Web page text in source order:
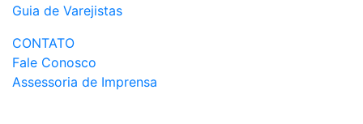
Guia de Varejistas
CONTATO
Fale Conosco
Assessoria de Imprensa